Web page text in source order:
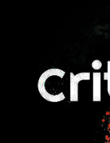
Les
Séries
Les